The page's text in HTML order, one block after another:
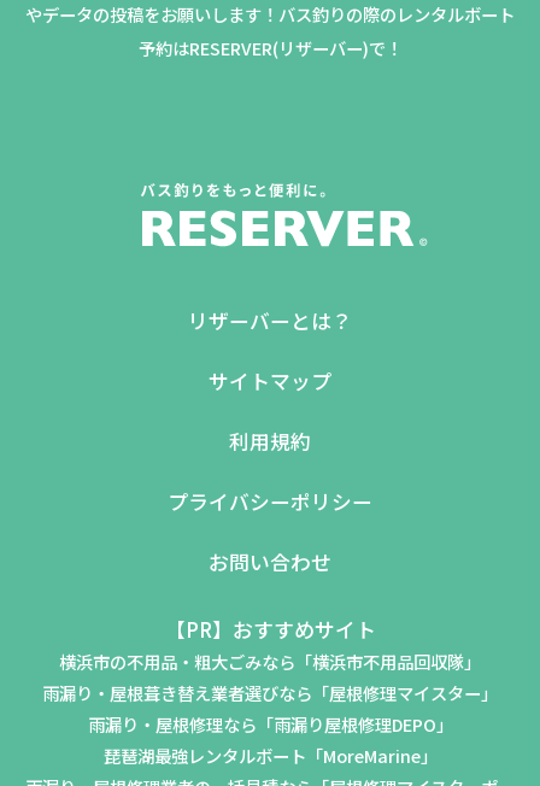
やデータの投稿をお願いします！バス釣りの際のレンタルボート
予約はRESERVER(リザーバー)で！
リザーバーとは？
サイトマップ
利用規約
プライバシーポリシー
お問い合わせ
【PR】おすすめサイト
横浜市の不用品・粗大ごみなら「横浜市不用品回収隊」
雨漏り・屋根葺き替え業者選びなら「屋根修理マイスター」
雨漏り・屋根修理なら「雨漏り屋根修理DEPO」
琵琶湖最強レンタルボート「MoreMarine」